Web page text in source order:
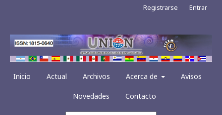
Inicio Actual Archivos Acerca de Avisos
Novedades Contacto
Registrarse Entrar